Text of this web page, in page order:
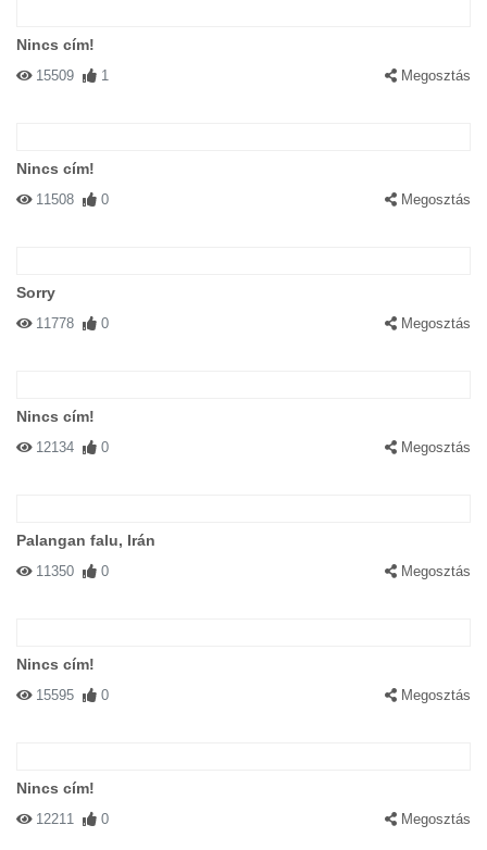
Nincs cím!
15509 1 Megosztás
Nincs cím!
11508 0 Megosztás
Sorry
11778 0 Megosztás
Nincs cím!
12134 0 Megosztás
Palangan falu, Irán
11350 0 Megosztás
Nincs cím!
15595 0 Megosztás
Nincs cím!
12211 0 Megosztás